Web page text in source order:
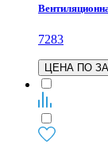
7283
ЦЕНА ПО